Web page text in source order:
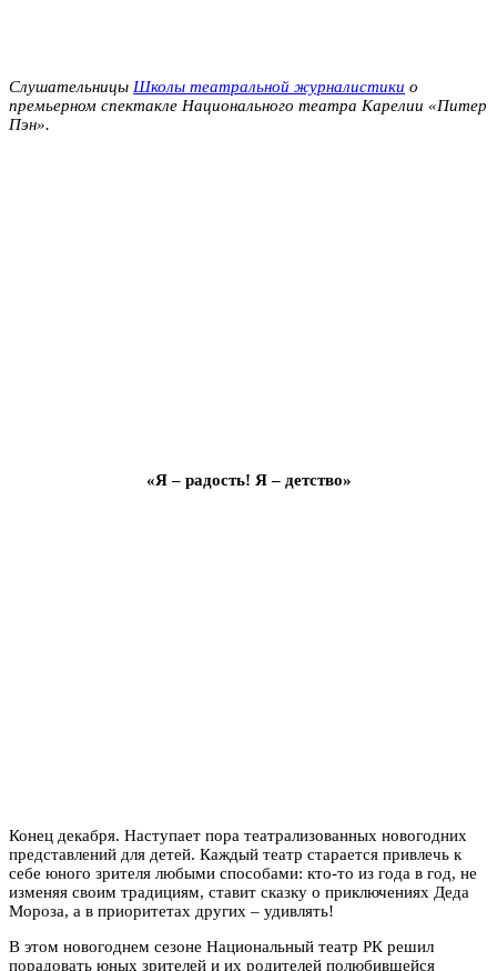
Слушательницы Школы театральной журналистики о
премьерном спектакле Национального театра Карелии «Питер
Пэн».
«Я – радость! Я – детство»
Конец декабря. Наступает пора театрализованных новогодних
представлений для детей. Каждый театр старается привлечь к
себе юного зрителя любыми способами: кто-то из года в год, не
изменяя своим традициям, ставит сказку о приключениях Деда
Мороза, а в приоритетах других – удивлять!
В этом новогоднем сезоне Национальный театр РК решил
порадовать юных зрителей и их родителей полюбившейся